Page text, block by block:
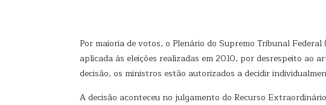
Por maioria de votos, o Plenário do Supremo Tribunal
aplicada às eleições realizadas em 2010, por desrespeito ao
decisão, os ministros estão autorizados a decidir
A decisão aconteceu no julgamento do Recurso